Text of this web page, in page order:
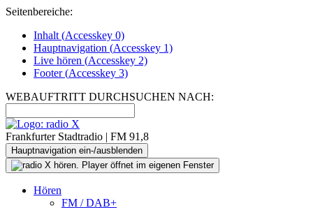
Seitenbereiche:
Inhalt (Accesskey 0)
Hauptnavigation (Accesskey 1)
Live hören (Accesskey 2)
Footer(Accesskey 3)
WEBAUFTRITT DURCHSUCHEN NACH:
Frankfurter Stadtradio | FM 91,8
Hauptnavigation ein-/ausblenden
Hören
FM / DAB+